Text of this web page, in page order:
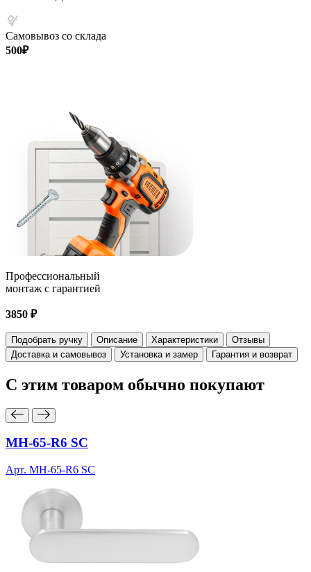
Самовывоз со склада
500₽
Профессиональный
монтаж с гарантией
3850 ₽
Подобрать ручку Описание Характеристики
Отзывы
Доставка и самовывоз
Установка и замер Гарантия и возврат
С этим товаром обычно покупают
MH-65-R6 SC
Арт. MH-65-R6 SC